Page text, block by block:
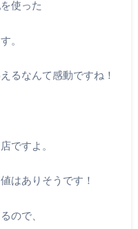
使った
。
るなんて感動ですね！
ですよ。
はありそうです！
ので、